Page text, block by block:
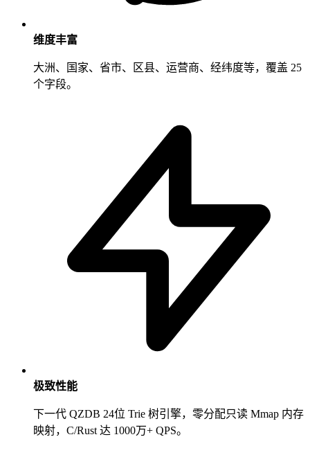
维度丰富
大洲、国家、省市、区县、运营商、经纬度等，覆盖 25
个字段。
极致性能
下一代 QZDB 24位 Trie 树引擎，零分配只读 Mmap 内存
映射，C/Rust 达 1000万+ QPS。